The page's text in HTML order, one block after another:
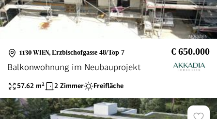
1130 WIEN, Erzbischofgasse 48/Top 7 € 650.000
Balkonwohnung im Neubauprojekt
57.62 m² 2 Zimmer Freifläche